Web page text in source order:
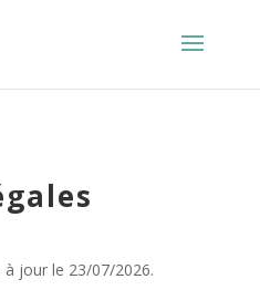
à jour le 23/07/2026.